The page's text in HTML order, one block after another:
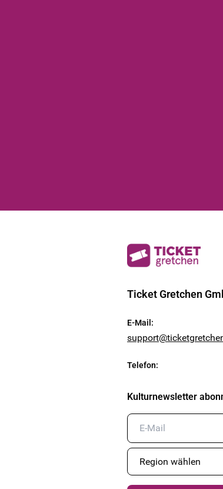
Ticket Gretchen
E-Mail :
Telefon:
Kulturnewsletter